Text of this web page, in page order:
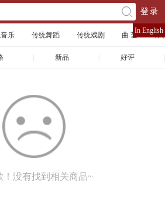
登录
乐 传统舞蹈 传统戏剧 曲 艺 体
新品 好评
！没有找到相关商品~
In English